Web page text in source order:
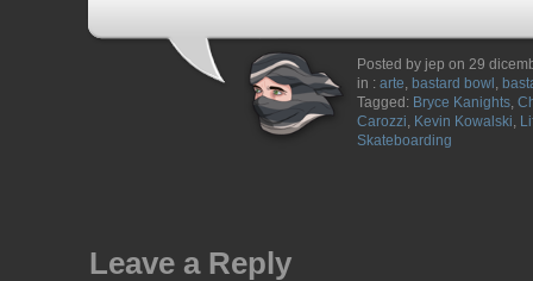
Posted by jep on 29
in : arte, bastard bowl ,
Tagged: Bryce Kanights,
Carozzi, Kevin Kowalski,
Skateboarding
Leave a Reply